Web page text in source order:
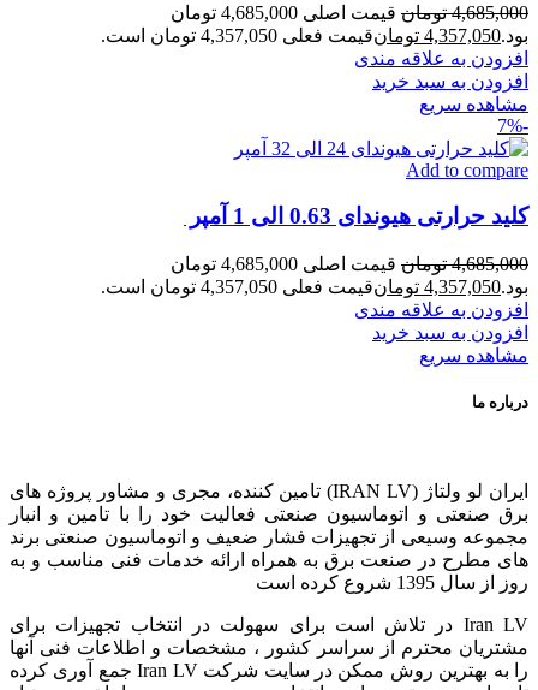
4,685,000 تومان
قیمت اصلی 4,685,000 تومان
بود.4,357,050 تومانقیمت فعلی 4,357,050 تومان است.
افزودن به علاقه مندی
افزودن به سبد خرید
مشاهده سریع
-7%
Add to compare
کلید حرارتی هیوندای 0.63 الی 1 آمپر
4,685,000 تومان
قیمت اصلی 4,685,000 تومان
بود.4,357,050 تومانقیمت فعلی 4,357,050 تومان است.
افزودن به علاقه مندی
افزودن به سبد خرید
مشاهده سریع
درباره ما
ایران لو ولتاژ (IRAN LV) تامین کننده، مجری و مشاور پروژه های
برق صنعتی و اتوماسیون صنعتی فعالیت خود را با تامین و انبار
مجموعه وسیعی از تجهیزات فشار ضعیف و اتوماسیون صنعتی برند
های مطرح در صنعت برق به همراه ارائه خدمات فنی مناسب و به
روز از سال 1395 شروع کرده است
Iran LV در تلاش است برای سهولت در انتخاب تجهیزات برای
مشتریان محترم از سراسر کشور ، مشخصات و اطلاعات فنی آنها
را به بهترین روش ممکن در سایت شرکت Iran LV جمع آوری کرده